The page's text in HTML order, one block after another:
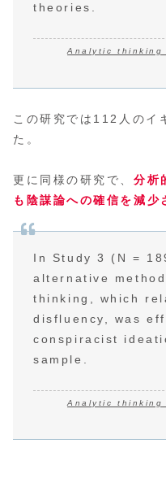
theories.
Analytic thinking
この研究では112人のイ
た。
更に同様の研究で、分析
も陰謀論への確信を減少
In Study 3 (N =
alternative
thinking, which
disfluency, was
conspiracist
sample.
Analytic thinking